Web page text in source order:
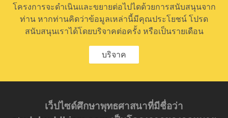
โครงการจะดำเนินและขยายต่อไปไดด้วยการสนับสนุนจาก
ท่าน หากท่านคิดว่าข้อมูลเหล่านี้มีคุณประโยชน์ โปรด
สนับสนุนเราได้โดยบริจาคต่อครั้ง หรือเป็นรายเดือน
บริจาค
เว็ปไซด์ศึกษาพุทธศาสนาที่มีชื่อว่า